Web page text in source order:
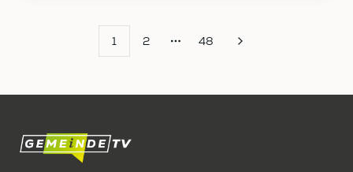
1 2 More pages
48